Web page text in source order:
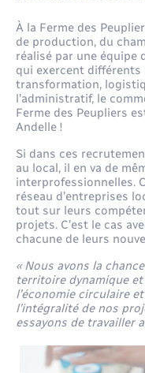
À la Ferme des
de production, du
réalisé par une équipe
qui exercent différents
transformation,
l’administratif, le
Ferme des Peupliers
Andelle !
Si dans ces
au local, il en va de
interprofessionnelles.
réseau d’entreprises
tout sur leurs
projets. C’est le cas
chacune de leurs
« Nous avons la
territoire dynamique
l’économie circulaire
l’intégralité de nos
essayons de travailler